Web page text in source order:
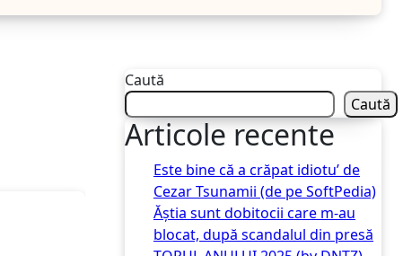
Caută
Caută
Articole recente
Este bine că a crăpat idiotu’ de
Cezar Tsunamii (de pe SoftPedia)
Ăștia sunt dobitocii care m-au
blocat, după scandalul din presă